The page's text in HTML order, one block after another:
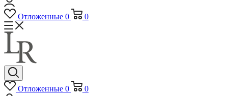
Отложенные 0 0
Отложенные 0 0